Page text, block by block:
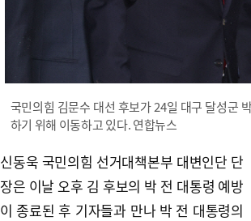
국민의힘 김문수 대선 후보가 24일 대구 달성군
하기 위해 이동하고 있다. 연합뉴스
신동욱 국민의힘 선거대책본부 대변인단 단
장은 이날 오후 김 후보의 박 전 대통령 예방
이 종료된 후 기자들과 만나 박 전 대통령의